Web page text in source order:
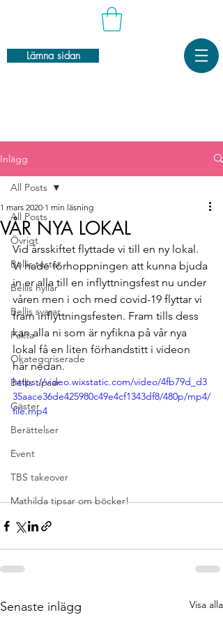
Lämna sidan
Inlägg
All Posts
Övrigt
Bellis testar
Bellis hyllar
Bellis svarar
Fakta
Okategoriserade
Bellis tipsar
Gäster
Berättelser
Event
TBS takeover
Mathilda tipsar om böcker!
All Posts
VÅR NYA LOKAL
1 mars 2020 1 min läsning
Vid årsskiftet flyttade vi till en ny lokal.
Vi hade förhoppningen att kunna bjuda
in er alla till en inflyttningsfest nu under
våren men i och med covid-19 flyttar vi
fram inflyttningsfesten. Fram tills dess
kan alla ni som är nyfikna på vår nya
lokal få en liten förhandstitt i videon
här nedan.
https://video.wixstatic.com/video/4fb79d_d3
35aace36de425980c49e4cf1343df8/480p/mp4/
file.mp4
Senaste inlägg Visa alla